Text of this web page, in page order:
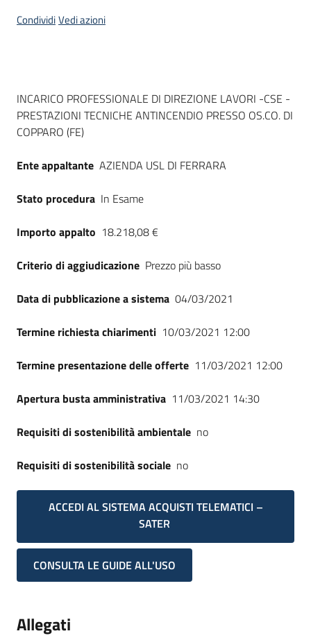
CondividiVedi azioni
Dati del bando
INCARICO PROFESSIONALE DI DIREZIONE LAVORI -CSE -
PRESTAZIONI TECNICHE ANTINCENDIO PRESSO OS.CO. DI
COPPARO (FE)
Ente appaltante AZIENDA USL DI FERRARA
Stato procedura In Esame
Importo appalto 18.218,08 €
Criterio di aggiudicazione Prezzo più basso
Data di pubblicazione a sistema 04/03/2021
Termine richiesta chiarimenti 10/03/2021 12:00
Termine presentazione delle offerte 11/03/2021 12:00
Apertura busta amministrativa 11/03/2021 14:30
Requisiti di sostenibilità ambientale no
Requisiti di sostenibilità sociale no
ACCEDI AL SISTEMA ACQUISTI TELEMATICI –
SATER
CONSULTA LE GUIDE ALL'USO
Allegati